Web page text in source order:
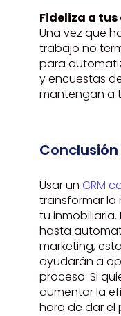
Fideliza a
Una vez que
trabajo no
para
y encuestas
mantengan a
Conclusión
Usar un CRM
transformar la
tu
hasta
marketing,
ayudarán a
proceso. Si
aumentar la
hora de dar el